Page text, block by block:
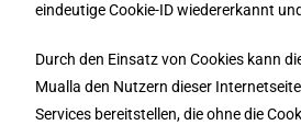
eindeutige Cookie-ID wiedererkannt
Durch den Einsatz von Cookies kann
Mualla den Nutzern dieser
Services bereitstellen, die ohne die